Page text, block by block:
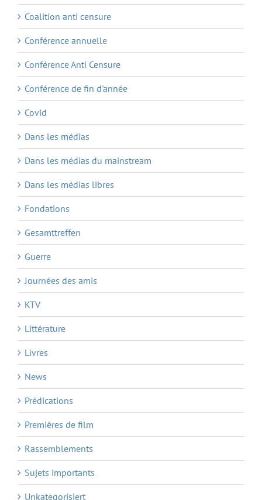
Coalition anti censure
Conférence annuelle
Conférence Anti Censure
Conférence de fin d'année
Covid
Dans les médias
Dans les médias du mainstream
Dans les médias libres
Fondations
Gesamttreffen
Guerre
Journées des amis
KTV
Littérature
Livres
News
Prédications
Premières de film
Rassemblements
Sujets importants
Unkategorisiert